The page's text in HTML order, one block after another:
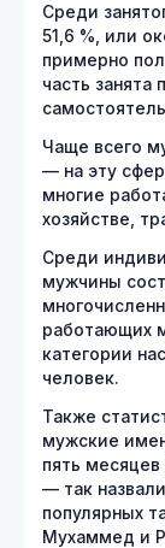
Среди
51,6 %, или
примерно
часть
Чаще всего
— на эту
многие
хозяйстве,
Среди
мужчины
работающих
категории
человек.
Также
мужские
пять
— так
популярных
Мухаммед и